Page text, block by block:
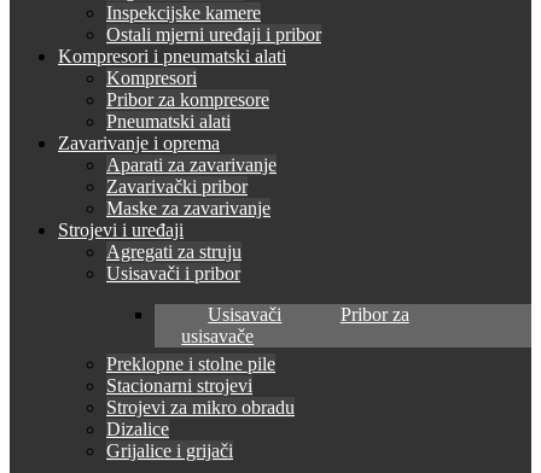
Inspekcijske kamere
Ostali mjerni uređaji i pribor
Kompresori i pneumatski alati
Kompresori
Pribor za kompresore
Pneumatski alati
Zavarivanje i oprema
Aparati za zavarivanje
Zavarivački pribor
Maske za zavarivanje
Strojevi i uređaji
Agregati za struju
Usisavači i pribor
Usisavači
Pribor za
usisavače
Preklopne i stolne pile
Stacionarni strojevi
Strojevi za mikro obradu
Dizalice
Grijalice i grijači